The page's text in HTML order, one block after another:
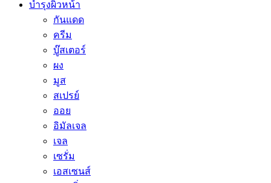
บำรุงผิวหน้า
กันแดด
ครีม
บู๊สเตอร์
ผง
มูส
สเปรย์
ออย
อิมัลเจล
เจล
เซรั่ม
เอสเซนส์